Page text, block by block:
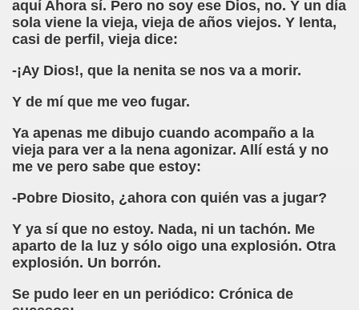
aquí Ahora sí. Pero no soy ese Dios, no. Y un día
sola viene la vieja, vieja de años viejos. Y lenta,
casi de perfil, vieja dice:
-¡Ay Dios!, que la nenita se nos va a morir.
Y de mí que me veo fugar.
Ya apenas me dibujo cuando acompaño a la
vieja para ver a la nena agonizar. Allí está y no
me ve pero sabe que estoy:
-Pobre Diosito, ¿ahora con quién vas a jugar?
Y ya sí que no estoy. Nada, ni un tachón. Me
aparto de la luz y sólo oigo una explosión. Otra
explosión. Un borrón.
Se pudo leer en un periódico: Crónica de
Mi Vida (Teresa Bornez Abascal)
Pérez)
Ayudar a Personas con Discapacidad Visual
(Pedro Zurita)
sánchez Herrero)
Cuetos Suárez)
Elissalde)